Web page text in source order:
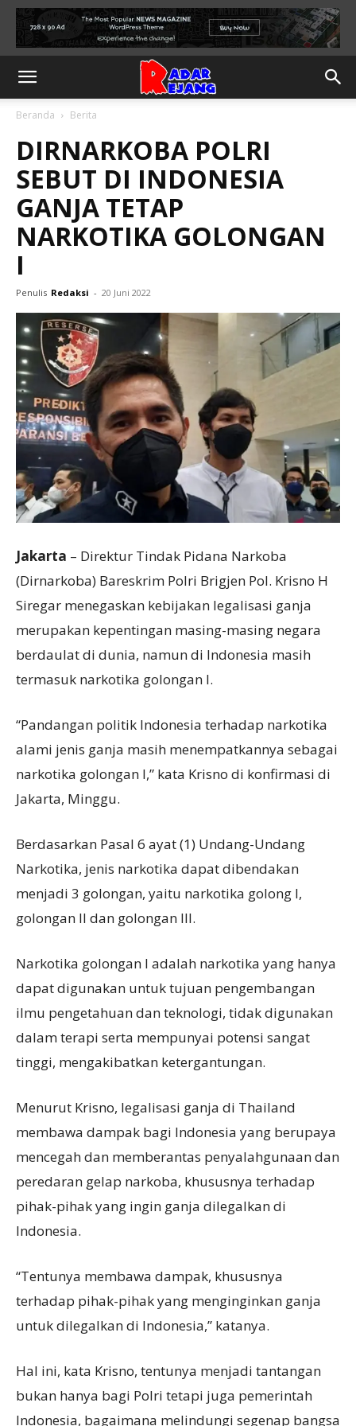
Beranda Berita
DIRNARKOBA POLRI
SEBUT DI INDONESIA
GANJA TETAP
NARKOTIKA GOLONGAN
I
Penulis Redaksi - 20 Juni 2022
Jakarta – Direktur Tindak Pidana Narkoba
(Dirnarkoba) Bareskrim Polri Brigjen Pol. Krisno H
Siregar menegaskan kebijakan legalisasi ganja
merupakan kepentingan masing-masing negara
berdaulat di dunia, namun di Indonesia masih
termasuk narkotika golongan I.
“Pandangan politik Indonesia terhadap narkotika
alami jenis ganja masih menempatkannya sebagai
narkotika golongan I,” kata Krisno di konfirmasi di
Jakarta, Minggu.
Berdasarkan Pasal 6 ayat (1) Undang-Undang
Narkotika, jenis narkotika dapat dibendakan
menjadi 3 golongan, yaitu narkotika golong I,
golongan II dan golongan III.
Narkotika golongan I adalah narkotika yang hanya
dapat digunakan untuk tujuan pengembangan
ilmu pengetahuan dan teknologi, tidak digunakan
dalam terapi serta mempunyai potensi sangat
tinggi, mengakibatkan ketergantungan.
Menurut Krisno, legalisasi ganja di Thailand
membawa dampak bagi Indonesia yang berupaya
mencegah dan memberantas penyalahgunaan dan
peredaran gelap narkoba, khususnya terhadap
pihak-pihak yang ingin ganja dilegalkan di
Indonesia.
“Tentunya membawa dampak, khususnya
terhadap pihak-pihak yang menginginkan ganja
untuk dilegalkan di Indonesia,” katanya.
Hal ini, kata Krisno, tentunya menjadi tantangan
bukan hanya bagi Polri tetapi juga pemerintah
Indonesia, bagaimana melindungi segenap bangsa